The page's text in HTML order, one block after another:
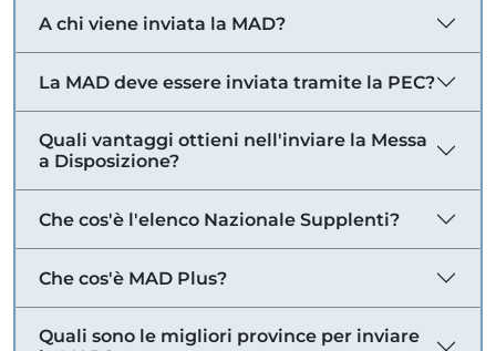
A chi viene inviata la MAD?
La MAD deve essere inviata tramite la PEC?
Quali vantaggi ottieni nell'inviare la Messa
a Disposizione?
Che cos'è l'elenco Nazionale Supplenti?
Che cos'è MAD Plus?
Quali sono le migliori province per inviare